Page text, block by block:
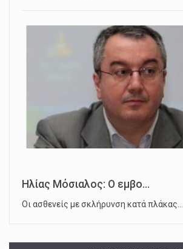
Ηλίας Μόσιαλος: Ο εμβο...
Οι ασθενείς με σκλήρυνση κατά πλάκας…